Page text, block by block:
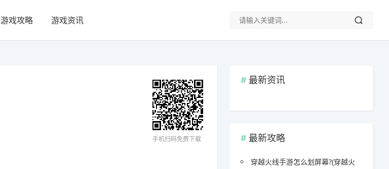
游戏攻略 游戏资讯
手机扫码免费下载
最新资讯
最新攻略
穿越火线手游怎么划屏幕?(穿越火